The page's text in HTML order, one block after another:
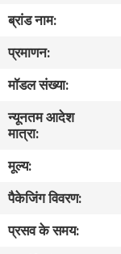
हमारे
बारे
कारखाना
गुणवत्ता
नियंत्रण
ब्रांड नाम:
प्रमाणन:
मॉडल संख्या:
न्यूनतम आदेश
मात्रा:
मूल्य:
पैकेजिंग विवरण:
प्रसव के समय: